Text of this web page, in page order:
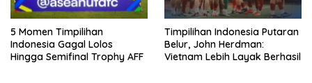
5 Momen Timpilihan
Indonesia Gagal Lolos
Hingga Semifinal Trophy AFF
Timpilihan Indonesia Putaran
Belur, John Herdman:
Vietnam Lebih Layak Berhasil